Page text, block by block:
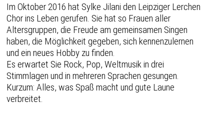
Im Oktober 2016 hat Sylke Jilani den Leipziger Lerchen
Chor ins Leben gerufen. Sie hat so Frauen aller
Altersgruppen, die Freude am gemeinsamen Singen
haben, die Möglichkeit gegeben, sich kennenzulernen
und ein neues Hobby zu finden.
Es erwartet Sie Rock, Pop, Weltmusik in drei
Stimmlagen und in mehreren Sprachen gesungen.
Kurzum: Alles, was Spaß macht und gute Laune
verbreitet.